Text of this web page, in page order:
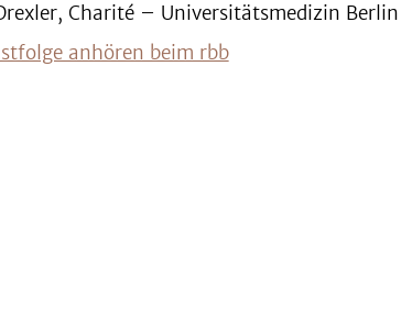
Charité – Universitätsmedizin Berlin
anhören beim rbb